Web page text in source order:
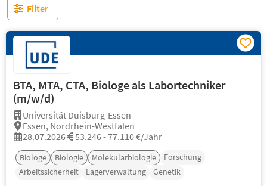
Filter
BTA, MTA, CTA, Biologe als Labortechniker
(m/w/d)
Universität Duisburg-Essen
Essen, Nordrhein-Westfalen
28.07.2026
53.246 - 77.110 €/Jahr
Biologe Biologie Molekularbiologie
Forschung
Arbeitssicherheit
Lagerverwaltung Genetik